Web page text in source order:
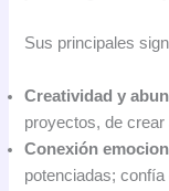
Sus principales
Creatividad y
proyectos, de crear
Conexión
potenciadas;